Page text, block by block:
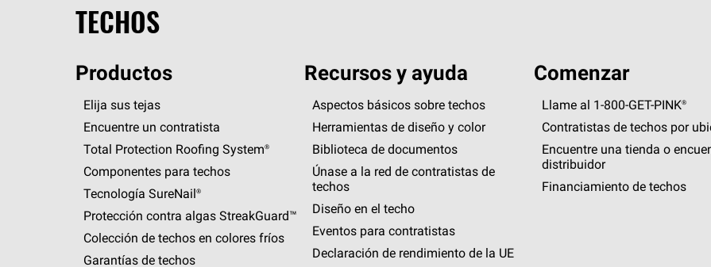
TECHOS
Productos
Elija sus tejas
Encuentre un contratista
Total Protection Roofing System®
Componentes para techos
Tecnología SureNail®
Protección contra algas StreakGuard™
Colección de techos en colores fríos
Garantías de techos
Recursos y ayuda
Aspectos básicos sobre techos
Herramientas de diseño y color
Biblioteca de documentos
Únase a la red de contratistas de
techos
Diseño en el techo
Eventos para contratistas
Declaración de rendimiento de la UE
Comenzar
Llame al 1-800-GET -PINK®
Contratistas de techos por
Encuentre una tienda o
distribuidor
Financiamiento de techos